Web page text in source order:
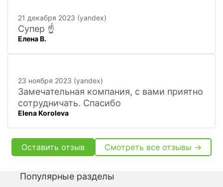
искать
21 декабря 2023 (yandex)
Супер ☝️
Елена В.
23 ноября 2023 (yandex)
Замечательная компания, с вами приятно
сотрудничать. Спасибо
Elena Koroleva
Оставить отзыв Смотреть все отзывы →
Популярные разделы